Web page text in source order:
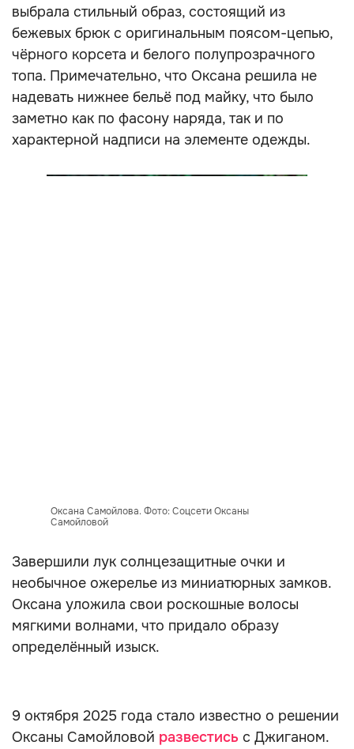
выбрала стильный образ, состоящий из
бежевых брюк с оригинальным поясом-цепью,
чёрного корсета и белого полупрозрачного
топа. Примечательно, что Оксана решила не
надевать нижнее бельё под майку, что было
заметно как по фасону наряда, так и по
характерной надписи на элементе одежды.
Оксана Самойлова. Фото: Соцсети Оксаны
Самойловой
Завершили лук солнцезащитные очки и
необычное ожерелье из миниатюрных замков.
Оксана уложила свои роскошные волосы
мягкими волнами, что придало образу
определённый изыск.
9 октября 2025 года стало известно о решении
Оксаны Самойловой развестись с Джиганом.